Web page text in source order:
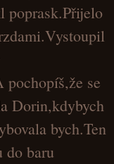
poprask.Přijelo
se
Dorin,kdybych
bych.Ten
do baru